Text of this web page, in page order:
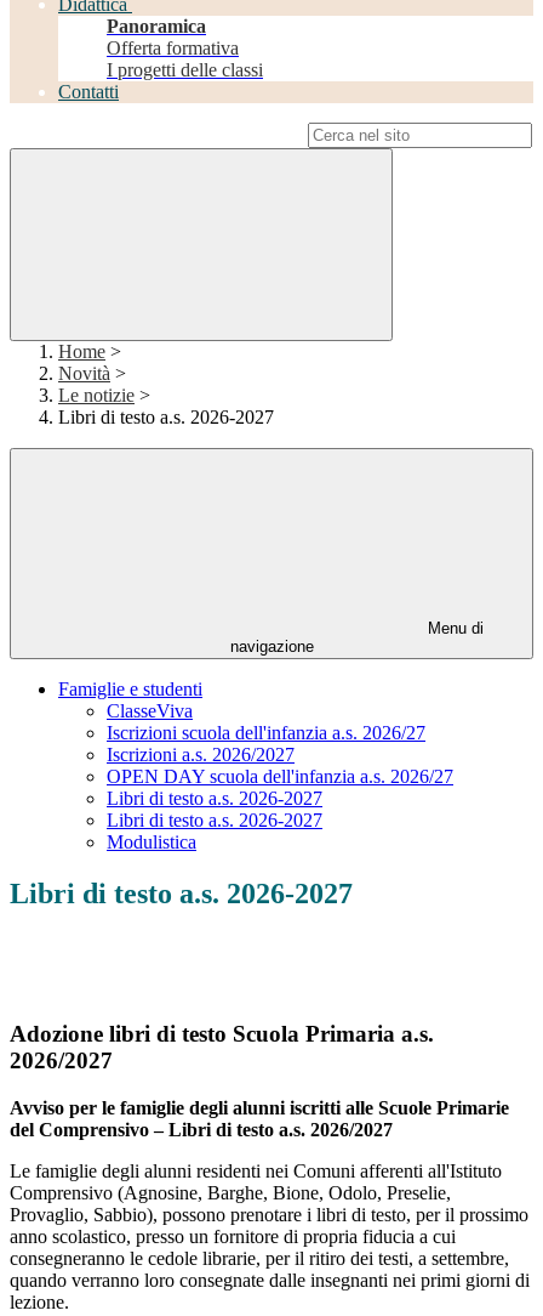
Didattica
Panoramica
Offerta formativa
I progetti delle classi
Contatti
Home >
Novità >
Le notizie >
Libri di testo a.s. 2026-2027
Menu di
navigazione
Famiglie e studenti
ClasseViva
Iscrizioni scuola dell'infanzia a.s. 2026/27
Iscrizioni a.s. 2026/2027
OPEN DAY scuola dell'infanzia a.s. 2026/27
Libri di testo a.s. 2026-2027
Libri di testo a.s. 2026-2027
Modulistica
Libri di testo a.s. 2026-2027
Adozione libri di testo Scuola Primaria a.s.
2026/2027
Avviso per le famiglie degli alunni iscritti alle Scuole Primarie
del Comprensivo – Libri di testo a.s. 2026/2027
Le famiglie degli alunni residenti nei Comuni afferenti all'Istituto
Comprensivo (Agnosine, Barghe, Bione, Odolo, Preselie,
Provaglio, Sabbio), possono prenotare i libri di testo, per il prossimo
anno scolastico, presso un fornitore di propria fiducia a cui
consegneranno le cedole librarie, per il ritiro dei testi, a settembre,
quando verranno loro consegnate dalle insegnanti nei primi giorni di
lezione.